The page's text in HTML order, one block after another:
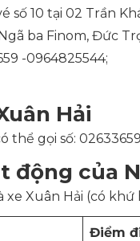
số 10 tại 02 Trần
ba Finom, Đức
-0964825544;
Hải
thể gọi số:
động của
Xuân Hải (có khứ
Điểm